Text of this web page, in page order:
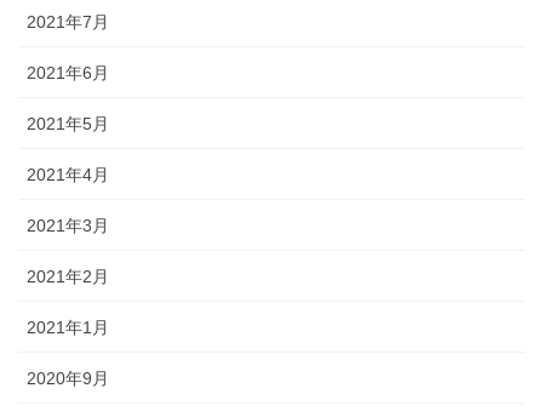
2021年7月
2021年6月
2021年5月
2021年4月
2021年3月
2021年2月
2021年1月
2020年9月